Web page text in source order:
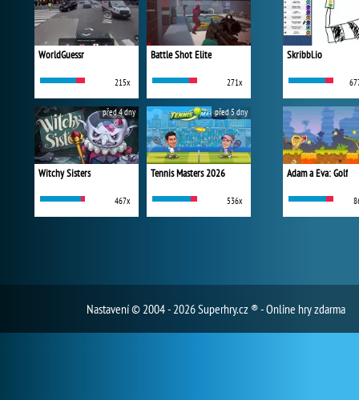
WorldGuessr
215x
Battle Shot Elite
271x
Witchy Sisters
467x
před 4 dny
Tennis Masters 2026
536x
před 5 dny
Skribbl.io
Adam a Eva: Golf
Nastavení© 2004 - 2026 Superhry.cz ® - Online hry zdarma